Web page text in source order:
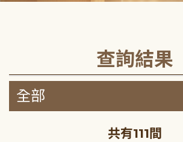
查詢結果
共有111間